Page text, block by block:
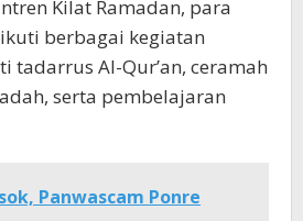
Kilat Ramadan, para
berbagai kegiatan
tadarrus Al-Qur’an, ceramah
serta pembelajaran
Panwascam Ponre